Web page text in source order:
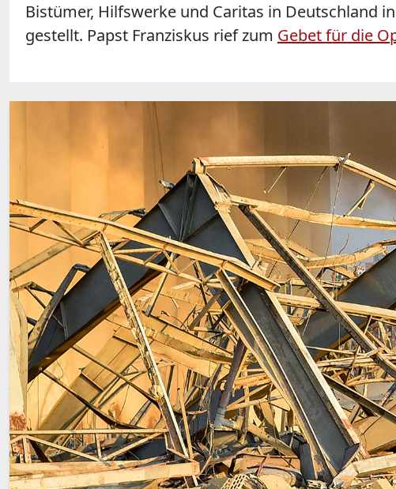
Bistümer, Hilfswerke und Caritas in Deutschland
gestellt. Papst Franziskus rief zum Gebet für die